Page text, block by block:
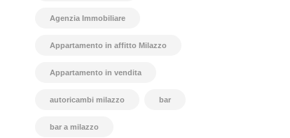
Agenzia Immobiliare
Appartamento in affitto Milazzo
Appartamento in vendita
autoricambi milazzo bar
bar a milazzo